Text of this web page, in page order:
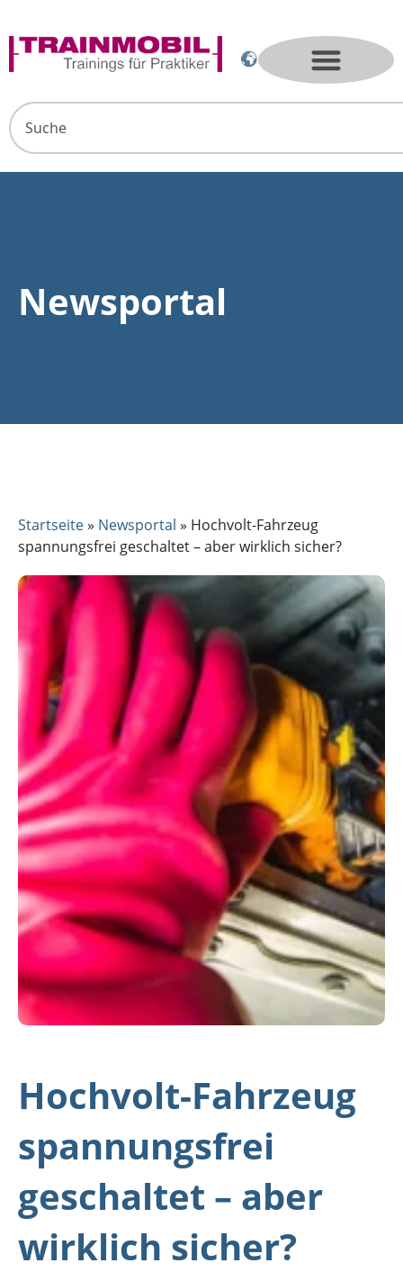
Newsportal
Startseite» Newsportal » Hochvolt-Fahrzeug
spannungsfrei geschaltet – aber wirklich sicher?
Hochvolt-Fahrzeug
spannungsfrei
geschaltet – aber
wirklich sicher?